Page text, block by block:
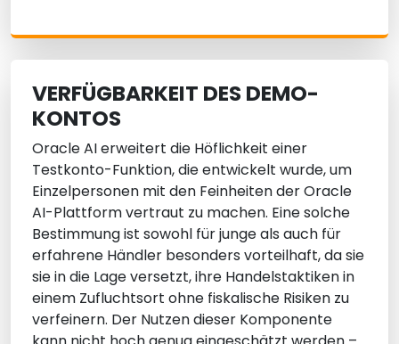
VERFÜGBARKEIT DES DEMO-
KONTOS
Oracle AI erweitert die Höflichkeit einer
Testkonto-Funktion, die entwickelt wurde, um
Einzelpersonen mit den Feinheiten der Oracle
AI-Plattform vertraut zu machen. Eine solche
Bestimmung ist sowohl für junge als auch für
erfahrene Händler besonders vorteilhaft, da sie
sie in die Lage versetzt, ihre Handelstaktiken in
einem Zufluchtsort ohne fiskalische Risiken zu
verfeinern. Der Nutzen dieser Komponente